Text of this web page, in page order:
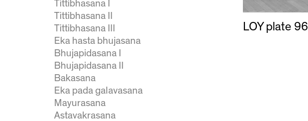
Tittibhasana I
Tittibhasana II
Tittibhasana III
Eka hasta bhujasana
Bhujapidasana I
Bhujapidasana II
Bakasana
Eka pada galavasana
Mayurasana
Astavakrasana
LOY plate 96